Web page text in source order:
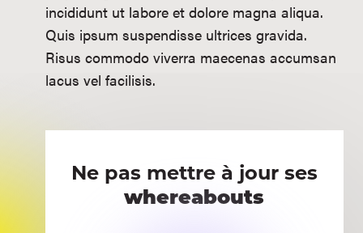
incididunt ut labore et dolore magna aliqua.
Quis ipsum suspendisse ultrices gravida.
Risus commodo viverra maecenas accumsan
lacus vel facilisis.
Ne pas mettre à jour ses
whereabouts